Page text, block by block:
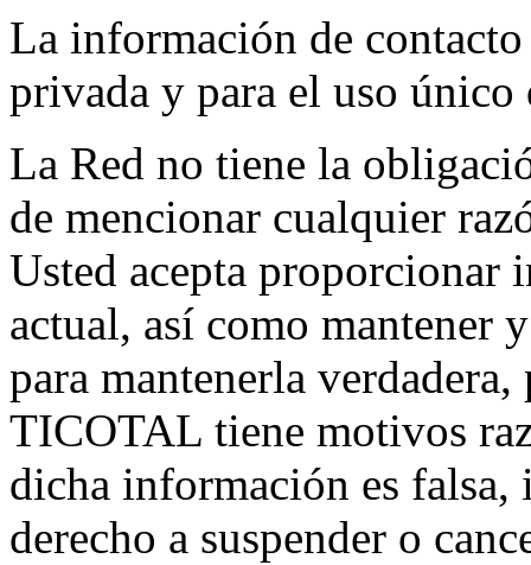
La información de
privada y para el uso
La Red no tiene la
de mencionar cualquier
Usted acepta proporcionar
actual, así como mantener
para mantenerla
TICOTAL tiene motivos
dicha información es falsa,
derecho a suspender o